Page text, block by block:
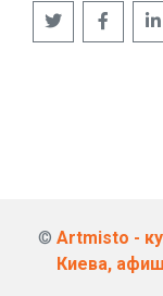
© Artmisto -
Киева,